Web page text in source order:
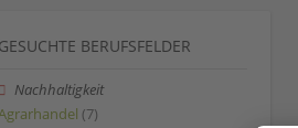
GESUCHTE BERUFSFELDER
Nachhaltigkeit
(7)